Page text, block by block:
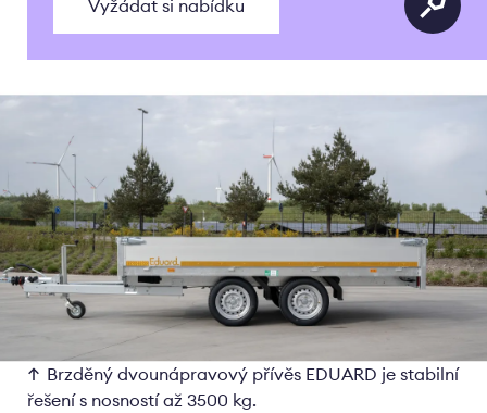
Brzděný dvounápravový přívěs EDUARD je stabilní
řešení s nosností až 3500 kg.
Vyžádat si nabídku